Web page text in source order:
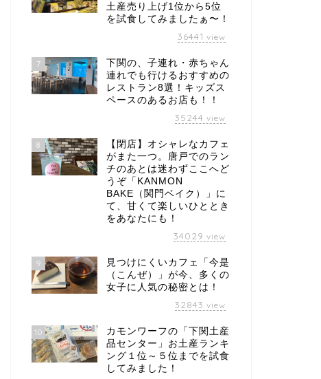
土産売り上げ1位から5位
を試食してみましたぁ〜！
36441 view
7
下関の、子連れ・赤ちゃん
連れでも行けるおすすめの
レストラン8選！キッズス
ペースのあるお店も！！
35244 view
8
【閉店】オシャレなカフェ
がまた一つ。唐戸でのラン
チのあとは迷わずここへど
うぞ「KANMON
BAKE（関門ベイク）」に
て、甘くて楽しいひととき
をあなたにも！
34029 view
9
見つけにくいカフェ「今是
（こんぜ）」が今、多くの
女子に人気の秘密とは！
32843 view
10
カモンワーフの「下関土産
品センター」お土産ランキ
ング１位～５位までを試食
してみました！